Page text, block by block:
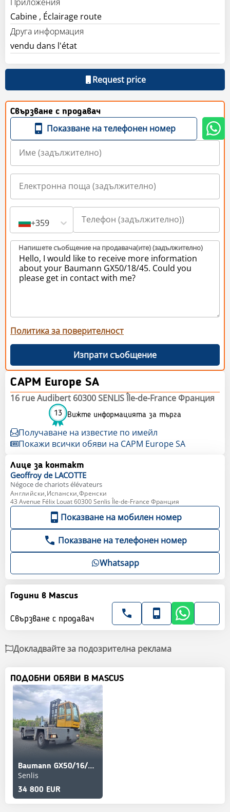
Cabine , Éclairage route
Друга информация
vendu dans l'état
Request price
Свързване с продавач
Показване на телефонен номер
+359
Напишете съобщение на продавача(ите) (задължително)
Политика за поверителност
Изпрати съобщение
CAPM Europe SA
16 rue Audibert 60300 SENLIS Île-de-France Франция
13 Вижте информацията за търга
Получаване на известие по имейл
Покажи всички обяви на CAPM Europe SA
Лице за контакт
Geoffroy de LACOTTE
Négoce de chariots élévateurs
Английски,Испански,Френски
43 Avenue Félix Louat 60300 Senlis Île-de-France Франция
Показване на мобилен номер
Показване на телефонен номер
Whatsapp
Години в Mascus
Свързване с продавач
Докладвайте за подозрителна реклама
ПОДОБНИ ОБЯВИ В MASCUS
Baumann GX50/16/50 ST
Senlis
34 800 EUR